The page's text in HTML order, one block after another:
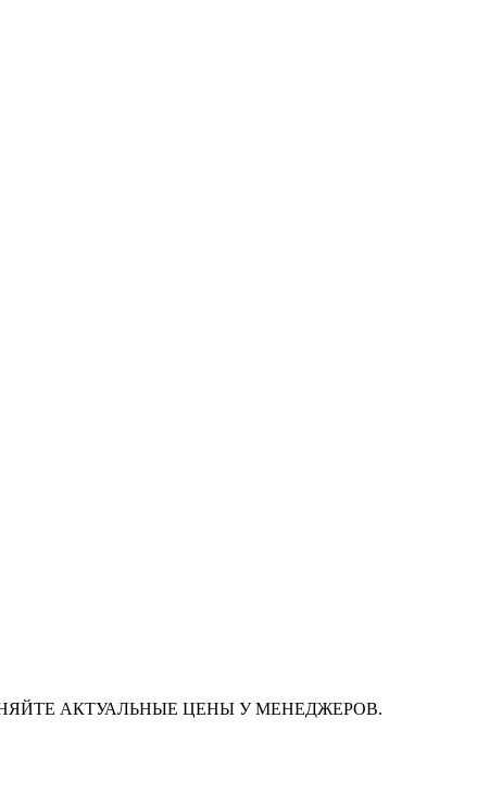
АКТУАЛЬНЫЕ ЦЕНЫ У МЕНЕДЖЕРОВ.